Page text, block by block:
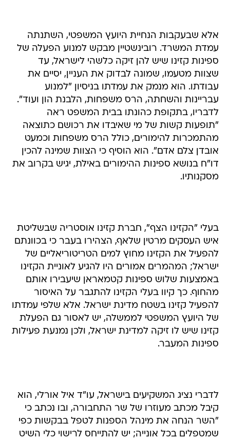
אלא שבעקבות הנחיית היועץ המשפטי, השתנתה
עמדת המשרד. רובינשטיין מבקש למנוע הפעלה של
ספינות קזינו שיש להן זיקה כלשהי לישראל, עד
שצוות מטעמו, שמונה לבדוק את העניין, יסיים את
עבודתו. הוא מנמק את עמדתו בניסיון "למנוע
עבריינות והשחתה, הרס משפחות, הלבנת הון ועוד".
לדבריו, בתקופת כהונתו בבית המשפט ראה
"תופעות קשות של מי שאיבדו את רכושם כתוצאה
מהתמכרות להימורים, כולל הרס משפחות וכמעט
אובדן צלם אדם". הוא הוסיף כי הצוות שמינה להכין
דו"ח בנושא ספינות ההימורים באילת, יגיש בקרוב את
מסקנותיו.
בעלי "הקזינו הצף", חברת קזינו אוסטריה שבשליטת
איש העסקים מרטין שלאף, הצהירו בעבר כי בכוונתם
להפעיל את הקזינו מחוץ למים הטריטוריאליים של
ישראל; המהמרים אמורים היו להגיע לאוניית הקזינו
באמצעות שלוש ספינות קטמאראן שיעבירו אותם
מהחוף. כך קיוו בעלי הקזינו להתגבר על האיסור
להפעיל קזינו בשטח מדינת ישראל. אלא שלפי עמדתו
של היועץ המשפטי לממשלה, יש לאסור גם הפעלת
קזינו שיש לו זיקה למדינת ישראל, ולכן נמנעת פעילות
ספינות המעבר.
לדברי נציג המשקיעים בישראל, עו"ד איל אורלי, הוא
קיבל מכתב מעוזרו של שר התחבורה, ובו נכתב כי
"השר הנחה את מינהל הספנות לטפל בבקשות כפי
שמטפלים בכל אונייה; יש להתייחס לרישוי כלי השיט